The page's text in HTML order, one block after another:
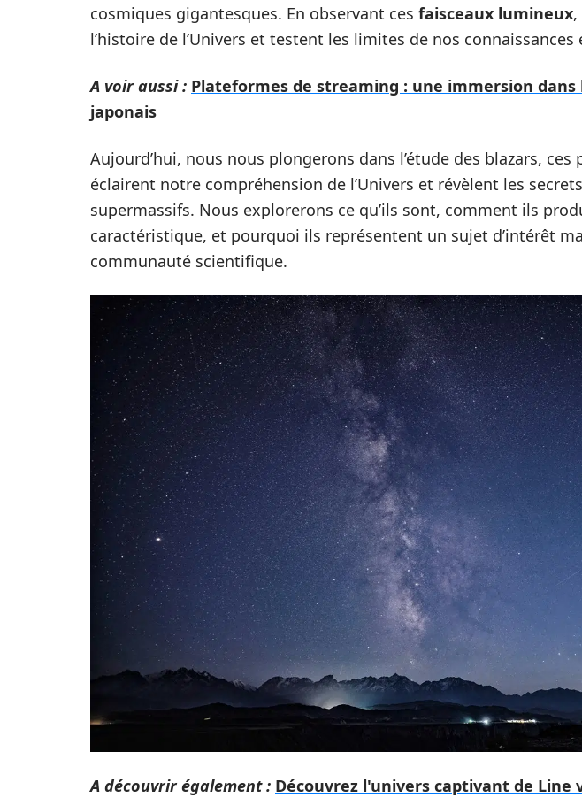
cosmiques gigantesques. En observant ces faisceaux lumineux
l’histoire de l’Univers et testent les limites de nos connaissances
A voir aussi : Plateformes de streaming : une immersion dans
japonais
Aujourd’hui, nous nous plongerons dans l’étude des blazars,
éclairent notre compréhension de l’Univers et révèlent les
supermassifs. Nous explorerons ce qu’ils sont, comment ils
caractéristique, et pourquoi ils représentent un sujet d’intérêt
communauté scientifique.
A découvrir également : Découvrez l'univers captivant de Line